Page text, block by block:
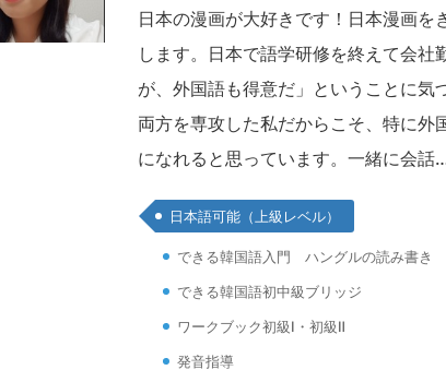
国
日本の漫画が大好きです！日本漫画
します。日本で語学研修を終えて会
が、外国語も得意だ」ということに
両方を専攻した私だからこそ、特に
になれると思っています。一緒に会
日本語可能（上級レベル）
できる韓国語入門 ハングルの読み書き
できる韓国語初中級ブリッジ
ワークブック初級Ⅰ・初級Ⅱ
発音指導